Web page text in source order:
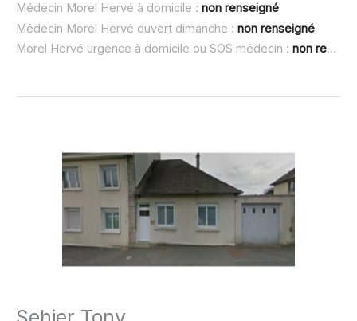
Médecin Morel Hervé à domicile : non renseigné
Médecin Morel Hervé ouvert dimanche : non renseigné
Morel Hervé urgence à domicile ou SOS médecin : non renseigné